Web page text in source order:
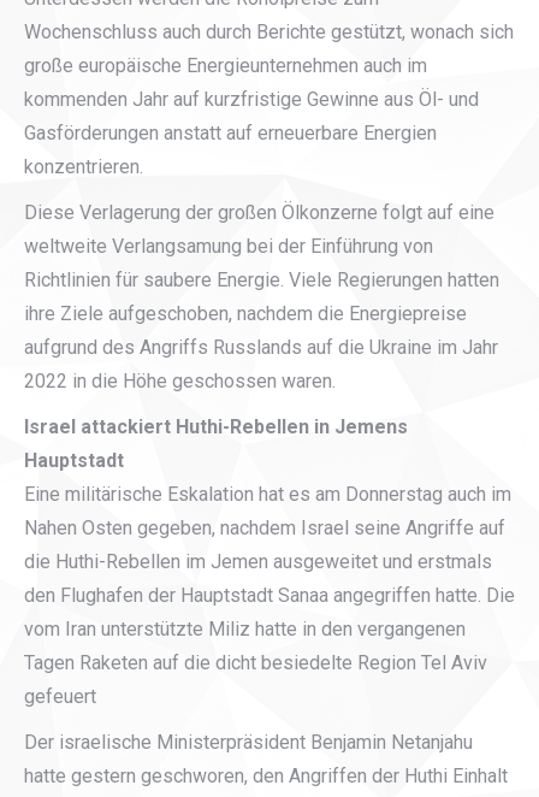
Wochenschluss auch durch Berichte gestützt, wonach sich
große europäische Energieunternehmen auch im
kommenden Jahr auf kurzfristige Gewinne aus Öl- und
Gasförderungen anstatt auf erneuerbare Energien
konzentrieren.
Diese Verlagerung der großen Ölkonzerne folgt auf eine
weltweite Verlangsamung bei der Einführung von
Richtlinien für saubere Energie. Viele Regierungen hatten
ihre Ziele aufgeschoben, nachdem die Energiepreise
aufgrund des Angriffs Russlands auf die Ukraine im Jahr
2022 in die Höhe geschossen waren.
Israel attackiert Huthi-Rebellen in Jemens
Hauptstadt
Eine militärische Eskalation hat es am Donnerstag auch im
Nahen Osten gegeben, nachdem Israel seine Angriffe auf
die Huthi-Rebellen im Jemen ausgeweitet und erstmals
den Flughafen der Hauptstadt Sanaa angegriffen hatte. Die
vom Iran unterstützte Miliz hatte in den vergangenen
Tagen Raketen auf die dicht besiedelte Region Tel Aviv
gefeuert
Der israelische Ministerpräsident Benjamin Netanjahu
hatte gestern geschworen, den Angriffen der Huthi Einhalt